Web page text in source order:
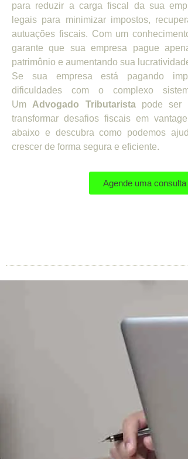
para reduzir a carga fiscal da sua
legais para minimizar impostos,
autuações fiscais. Com um
garante que sua empresa pague
patrimônio e aumentando sua
Se sua empresa está pagando
dificuldades com o complexo
Um Advogado Tributaristapode ser
transformar desafios fiscais em
abaixo e descubra como podemos
crescer de forma segura e eficiente.
Agende uma